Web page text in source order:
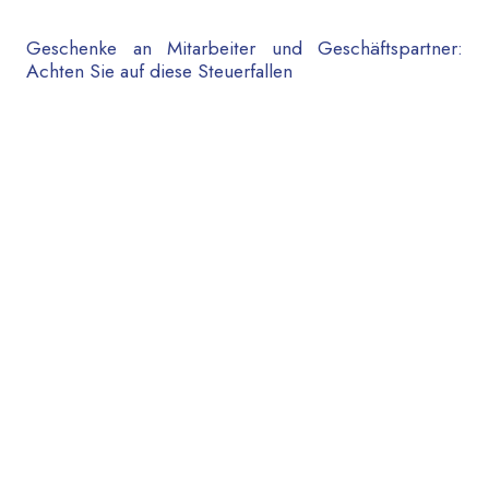
Geschenke an Mitarbeiter und Geschäftspartner:
Achten Sie auf diese Steuerfallen